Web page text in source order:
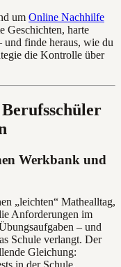
um Online Nachhilfe
Geschichten, harte
und finde heraus, wie du
die Kontrolle über
Werkbank und
„leichten“ Mathealltag,
Anforderungen im
– und
Schule verlangt. Der
Gleichung: